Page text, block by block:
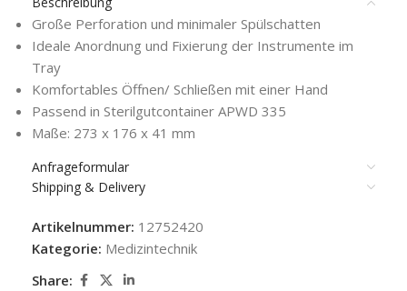
Große Perforation und minimaler Spülschatten
Ideale Anordnung und Fixierung der Instrumente im
Tray
Komfortables Öffnen/ Schließen mit einer Hand
Passend in Sterilgutcontainer APWD 335
Maße: 273 x 176 x 41 mm
Anfrageformular
Shipping & Delivery
Artikelnummer: 12752420
Kategorie: Medizintechnik
Share: